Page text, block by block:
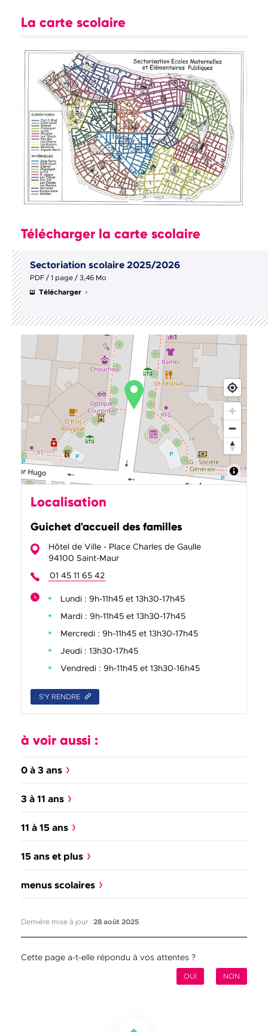
La carte scolaire
Télécharger la carte scolaire
Sectoriation scolaire 2025/2026
PDF / 1 page / 3,46 Mo
Télécharger
Localisation
Guichet d'accueil des familles
Hôtel de Ville - Place Charles de Gaulle
94100 Saint-Maur
01 45 11 65 42
Lundi : 9h-11h45 et 13h30-17h45
Mardi : 9h-11h45 et 13h30-17h45
Mercredi : 9h-11h45 et 13h30-17h45
Jeudi : 13h30-17h45
Vendredi : 9h-11h45 et 13h30-16h45
S'Y RENDRE
à voir aussi :
0 à 3 ans
3 à 11 ans
11 à 15 ans
15 ans et plus
menus scolaires
Dernière mise à jour : 28 août 2025
Cette page a-t-elle répondu à vos attentes ?
NON
OUI